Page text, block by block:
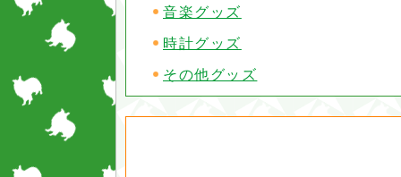
音楽グッズ
時計グッズ
その他グッズ